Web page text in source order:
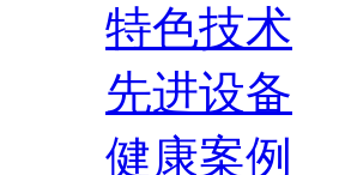
特色技术
先进设备
健康案例